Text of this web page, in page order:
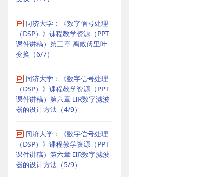
同济大学：《数字信号处理
（DSP）》课程教学资源（PPT
课件讲稿）第三章 离散傅里叶
变换（6/7）
同济大学：《数字信号处理
（DSP）》课程教学资源（PPT
课件讲稿）第六章 IIR数字滤波
器的设计方法（4/9）
同济大学：《数字信号处理
（DSP）》课程教学资源（PPT
课件讲稿）第六章 IIR数字滤波
器的设计方法（5/9）